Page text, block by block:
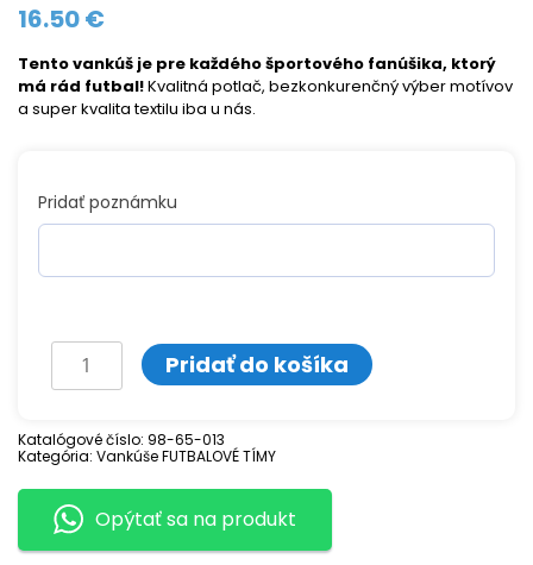
16.50€
Tento vankúš je pre každého športového fanúšika, ktorý
má rád futbal!Kvalitná potlač, bezkonkurenčný výber motívov
a super kvalita textilu iba u nás.
Pridať poznámku
množstvo
Vankúš
potlačou
INTER
MILAN
Pridať do košíka
Katalógové číslo: 98-65-013
Kategória: Vankúše FUTBALOVÉ TÍMY
Opýtať sa na produkt